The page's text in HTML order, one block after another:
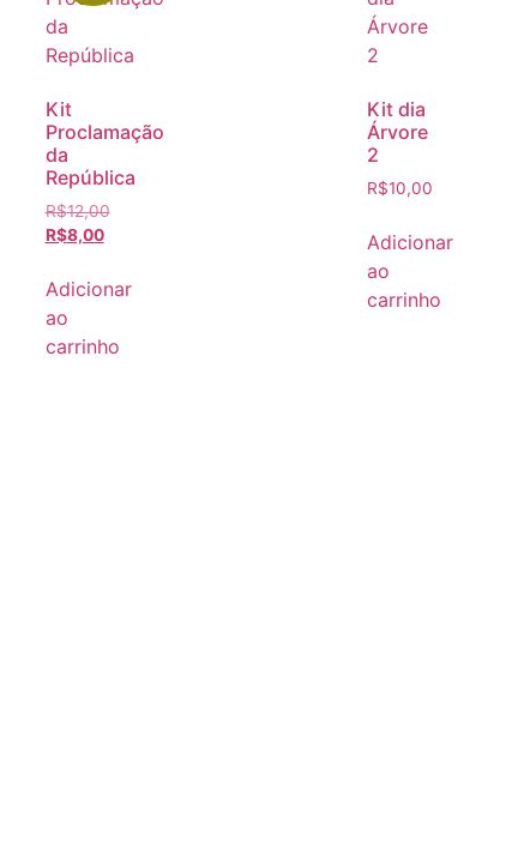
Kit
Proclamação
da
República
R$12,00
R$8,00
Adicionar
ao
carrinho
Kit dia
Árvore
2
R$10,00
Adicionar
ao
carrinho